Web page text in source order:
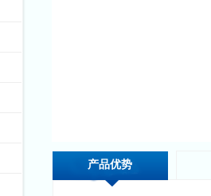
产品优势